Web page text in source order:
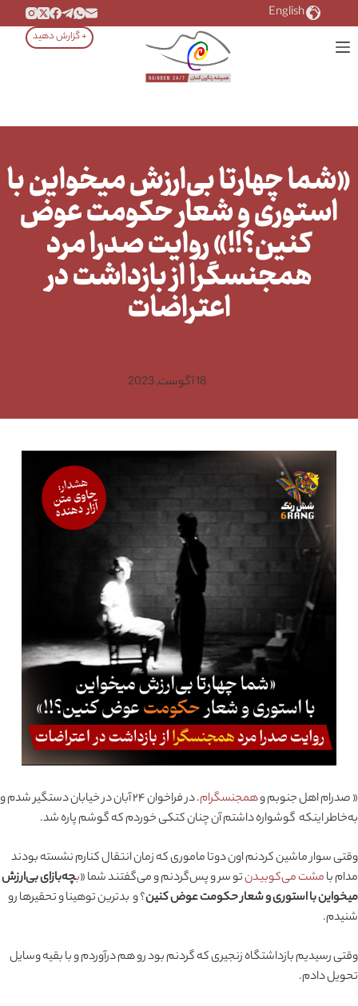
به
محتوا
English
+ گزارش دهید
«شما چهارتا بی‌ارزش میخواین با
استوری و شعار حکومت عوض
کنین؟!!» روایت صدرا مرد
همجنسگرا از بازداشت در
اعتراضات
18 آگوست, 2023
« صدرام اهل جنوبم وهمجنسگرام
. در فراخوان ۲۴ آبان در خیابان دستگیر شدم و
به‌خاطر اینکه گوشواره داشتم آن چنان کتکی خوردم که گوشم پاره شد.
وقتی سوار ماشین کردنم اون دوتا ماموری که زمان انتقال کنارم نشسته بودند
مدام بامشت می‌کوبیدنتو سر و پس‌گردنم و می‌گفتند شما «بچه‌بازای بی‌ارزش
میخواین با استوری و شعار حکومت عوض کنین؟ و بدترین توهینا و تحقیرها رو
شنیدم.
وقتی رسیدیم بازداشتگاه زنجیری که گردنم بود رو هم درآوردم و با بقیه وسایل
تحویل دادم.